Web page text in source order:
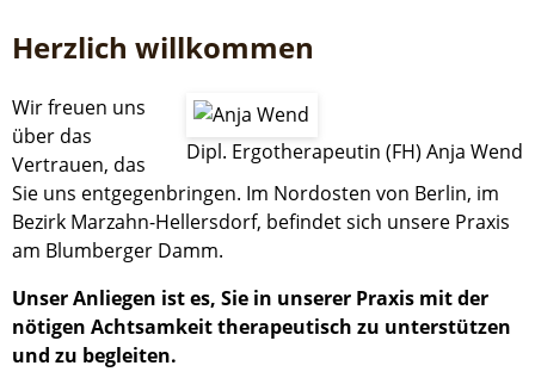
Herzlich willkommen
Dipl. Ergotherapeutin (FH) Anja Wend
Wir freuen uns
über das
Vertrauen, das
Sie uns entgegenbringen. Im Nordosten von Berlin, im
Bezirk Marzahn-Hellersdorf, befindet sich unsere Praxis
am Blumberger Damm.
Unser Anliegen ist es, Sie in unserer Praxis mit der
nötigen Achtsamkeit therapeutisch zu unterstützen
und zu begleiten.